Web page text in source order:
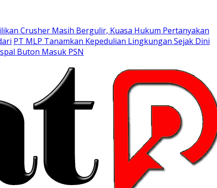
Crusher Masih Bergulir, Kuasa Hukum Pertanyakan
PT MLP Tanamkan Kepedulian Lingkungan Sejak Dini
Buton Masuk PSN